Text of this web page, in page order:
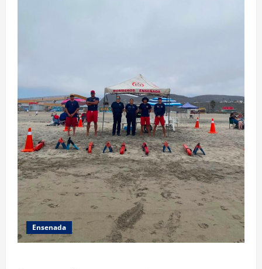
Ensenada